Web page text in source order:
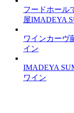
フードホール
屋IMADEYA
ワインカーヴ
イン
IMADEYA
ワイン